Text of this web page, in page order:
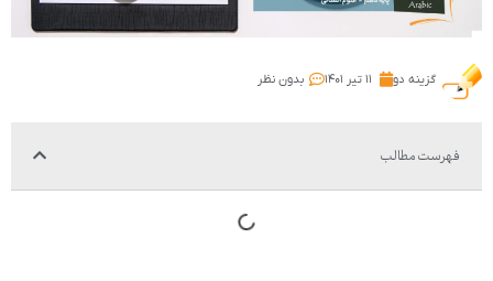
گزینه دو ۱۱ تیر ۱۴۰۱ بدون نظر
فهرست مطالب